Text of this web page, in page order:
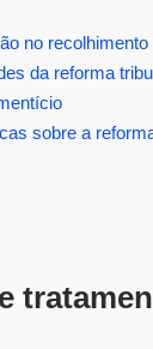
no recolhimento
da reforma
sobre a